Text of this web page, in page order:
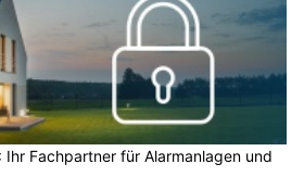
Ihr Fachpartner für Alarmanlagen und